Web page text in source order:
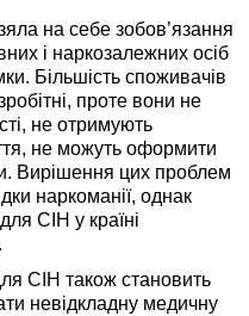
на себе зобов’язання
і наркозалежних осіб
Більшість споживачів
проте вони не
не отримують
не можуть оформити
Вирішення цих проблем
наркоманії, однак
СІН у країні
СІН також становить
невідкладну медичну